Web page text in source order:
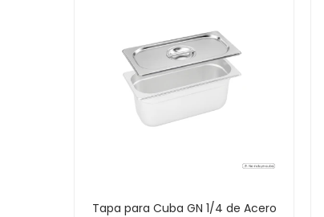
Tapa para Cuba GN 1/4 de Acero